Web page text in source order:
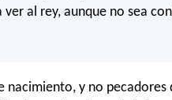
al rey, aunque no sea
nacimiento, y no pecadores